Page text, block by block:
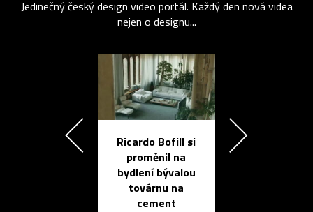
Jedinečný český design video portál. Každý den nová videa
nejen o designu...
Ricardo Bofill si
proměnil na
bydlení bývalou
továrnu na
cement